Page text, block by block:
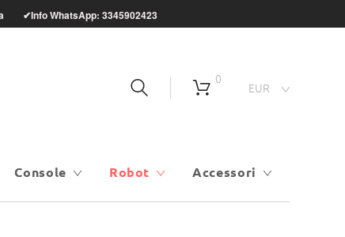
✔Info WhatsApp: 3345902423
EUR
0
Console Robot Accessori